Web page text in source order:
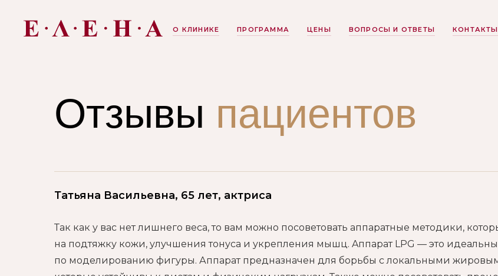
О КЛИНИКЕ ПРОГРАММА ЦЕНЫ ВОПРОСЫ И ОТВЕТЫ КОНТАКТЫ
Отзывы пациентов
Татьяна Васильевна, 65 лет, актриса
Так как у вас нет лишнего веса, то вам можно посоветовать аппаратные методики,
на подтяжку кожи, улучшения тонуса и укрепления мышц. Aппарат LPG — это
по моделированию фигуры. Аппарат предназначен для борьбы с локальными